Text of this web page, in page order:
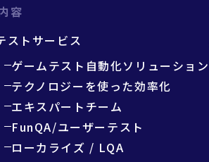
容
ストサービス
ゲームテスト自動化ソリューション
テクノロジーを使った効率化
エキスパートチーム
FunQA/ユーザーテスト
ローカライズ / LQA